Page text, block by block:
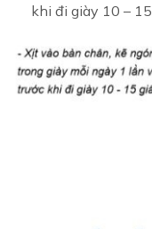
khi đi giày 10 –